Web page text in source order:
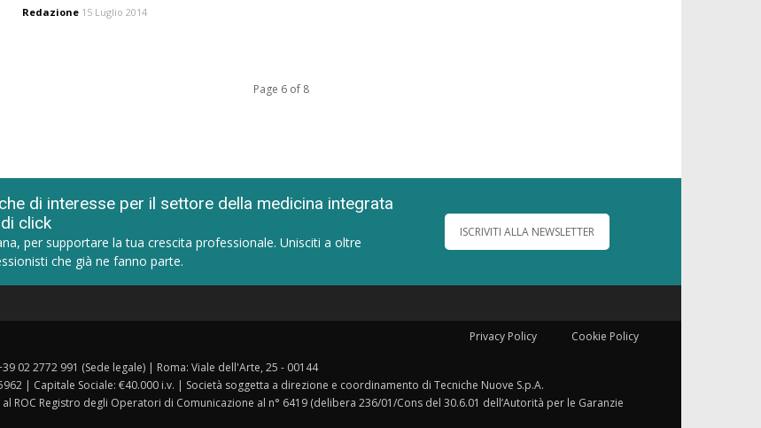
Redazione 15 Luglio 2014
Page 6 of 8
di interesse per il settore della medicina integrata
click
per supportare la tua crescita professionale. Unisciti a oltre
che già ne fanno parte.
ISCRIVITI ALLA NEWSLETTER
Privacy Policy Cookie Policy
02 2772 991 (Sede legale) | Roma: Viale dell'Arte, 25 - 00144
| Capitale Sociale: €40.000 i.v. | Società soggetta a direzione e coordinamento di Tecniche Nuove S.p.A.
ROC Registro degli Operatori di Comunicazione al n° 6419 (delibera 236/01/Cons del 30.6.01 dell’Autorità per le Garanzie